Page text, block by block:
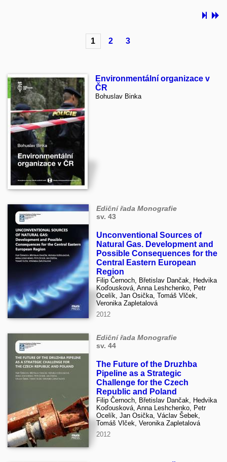
1 2 3
Environmentální organizace v
ČR
Bohuslav Binka
Ediční řada Monografie
sv. 43
Unconventional Sources of
Natural Gas. Development and
Possible Consequences for the
Central Eastern European
Region
Filip Černoch, Břetislav Dančak, Hedvika
Koďousková, Anna Leshchenko, Petr
Ocelík, Jan Osička, Tomáš Vlček,
Veronika Zapletalová
2012
Ediční řada Monografie
sv. 44
The Future of the Druzhba
Pipeline as a Strategic
Challenge for the Czech
Republic and Poland
Filip Černoch, Břetislav Dančak, Hedvika
Koďousková, Anna Leshchenko, Petr
Ocelík, Jan Osička, Václav Šebek,
Tomáš Vlček, Veronika Zapletalová
2012